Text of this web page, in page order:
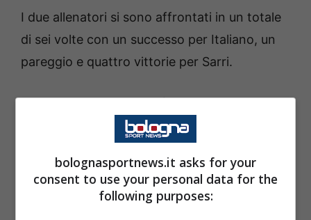
I due allenatori si sono affrontati in un totale
di sei volte con un successo per Italiano, un
pareggio e quattro vittorie per Sarri.
L’ultima partita tra i due è stata Fiorentina
contro Lazio della stagione 2023-2024 di
febbraio 2024 dove la formazione toscana
superò i biancocelesti con le reti di Kayode e
Bonaventura.
bolognasportnews.it asks for your
consent to use your personal data for the
following purposes: